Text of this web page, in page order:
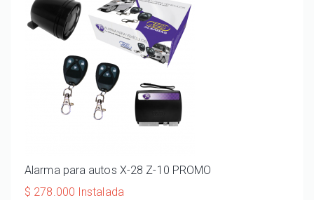
Alarma para autos X-28 Z-10 PROMO
$ 278.000 Instalada